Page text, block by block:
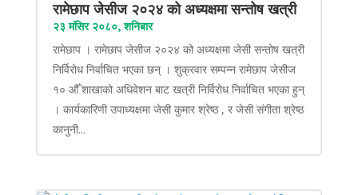
रामेछाप जेसीज २०२४ को अध्यक्षमा सन्तोष खत्री
२३ मंसिर २०८०, शनिबार
रामेछाप । रामेछाप जेसीज २०२४ को अध्यक्षमा जेसी सन्तोष खत्री
निर्विरोध निर्वाचित भएका छन् । शुक्रवार सम्पन्न रामेछाप जेसीज
१० औँ शाखाको अधिवेशन बाट खत्री निर्विरोध निर्वाचित भएका हुन्
। कार्यकारिणी उपाध्यक्षमा जेसी कुमार श्रेष्ठ , र जेसी संगीता श्रेष्ठ
कानुनी...